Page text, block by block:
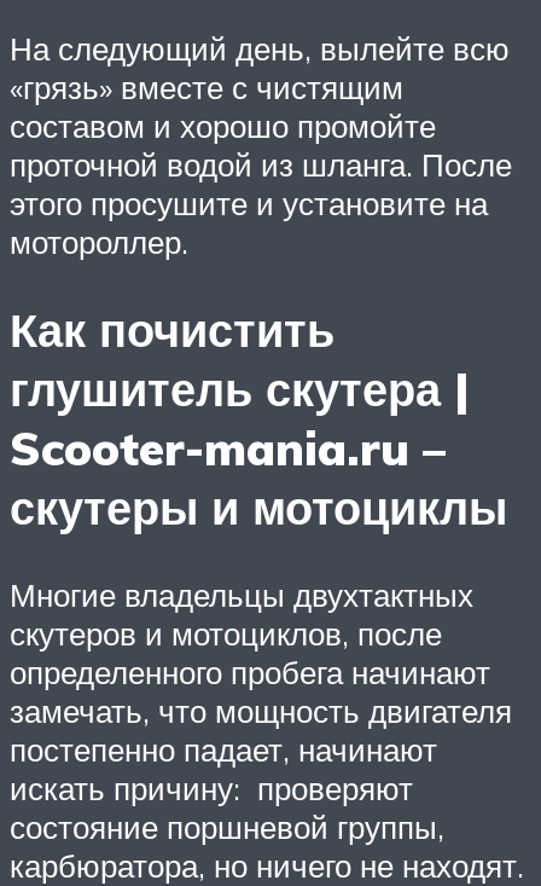
На следующий день, вылейте всю
«грязь» вместе с чистящим
составом и хорошо промойте
проточной водой из шланга. После
этого просушите и установите на
мотороллер.
Как почистить
глушитель скутера |
Scooter-mania.ru –
скутеры и мотоциклы
Многие владельцы двухтактных
скутеров и мотоциклов, после
определенного пробега начинают
замечать, что мощность двигателя
постепенно падает, начинают
искать причину: проверяют
состояние поршневой группы,
карбюратора, но ничего не находят.